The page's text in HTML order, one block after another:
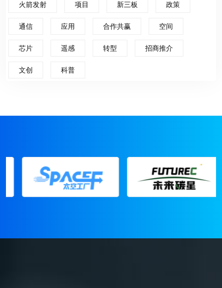
火箭发射 项目 新三板 政策
通信 应用 合作共赢 空间
芯片 遥感 转型 招商推介
文创 科普